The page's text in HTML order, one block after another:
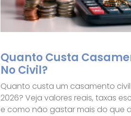
Quanto Custa
No Civil?
Quanto custa um casamento
2026? Veja valores reais, taxas
e como não gastar mais do que